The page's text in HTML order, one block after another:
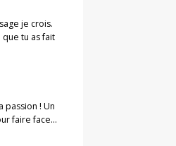
je crois.
que tu as fait
passion ! Un
faire face…